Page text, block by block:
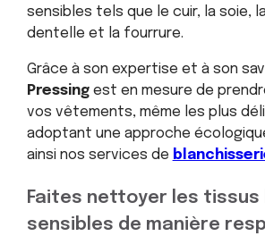
sensibles tels que le cuir, la soie,
dentelle et la fourrure.
Grâce à son expertise et à son
Pressingest en mesure de
vos vêtements, même les plus
adoptant une approche
ainsi nos services de
Faites nettoyer les tissus
sensibles de manière